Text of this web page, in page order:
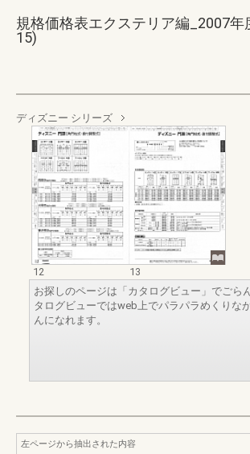
規格価格表エクステリア編_2007年
15)
ディズニー シリーズ
12
13
お探しのページは「カタログビュー」でごら
タログビューではweb上でパラパラめくりな
んになれます。
左ページから抽出された内容